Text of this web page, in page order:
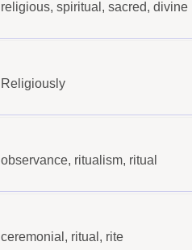
religious, spiritual, sacred, divine
Religiously
observance, ritualism, ritual
ceremonial, ritual, rite